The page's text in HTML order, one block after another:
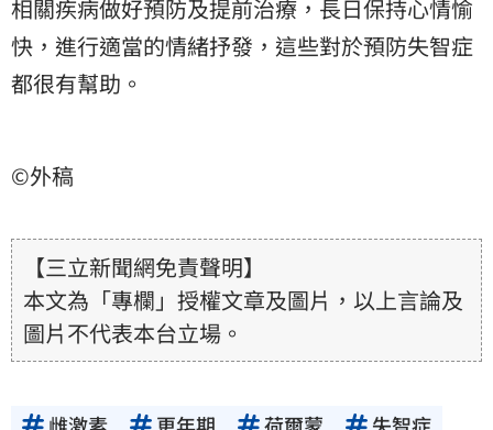
相關疾病做好預防及提前治療，長日保持心情愉
快，進行適當的情緒抒發，這些對於預防失智症
都很有幫助。
©外稿
【三立新聞網免責聲明】
本文為「專欄」授權文章及圖片，以上言論及
圖片不代表本台立場。
雌激素 更年期 荷爾蒙 失智症